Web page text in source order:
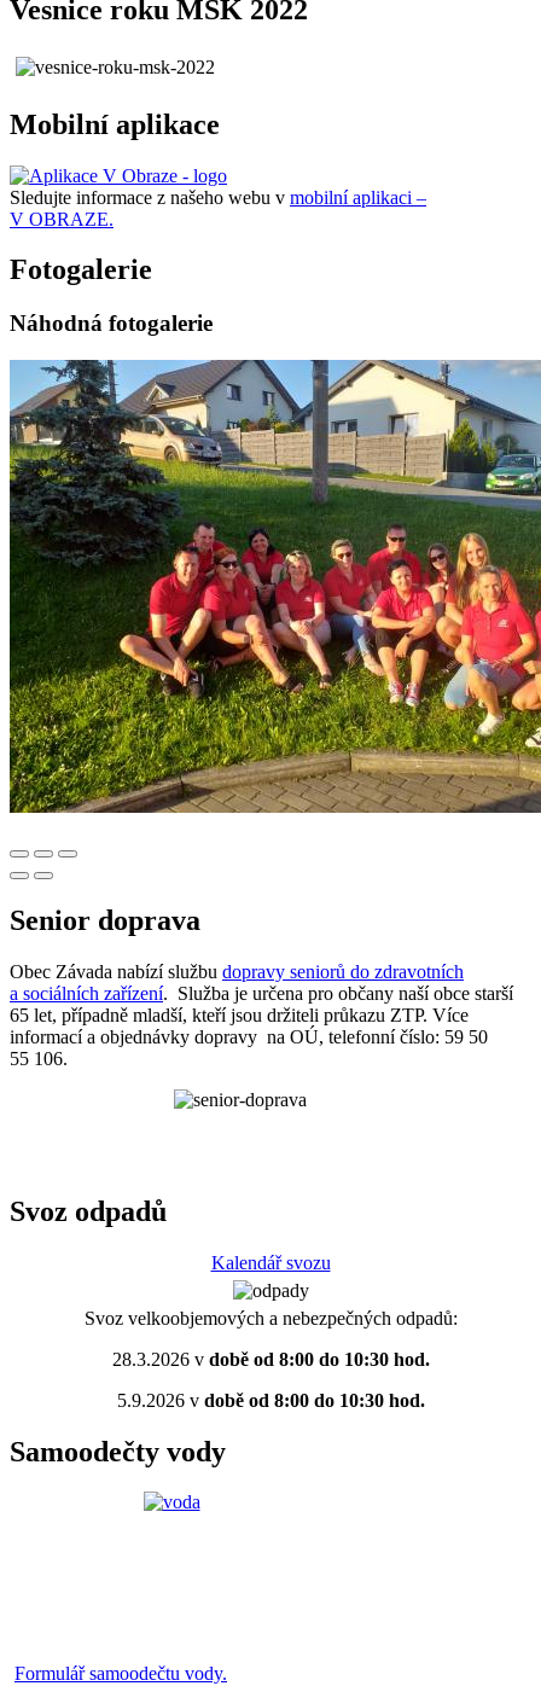
Vesnice roku MSK 2022
Mobilní aplikace
Sledujte informace z našeho webu v mobilní aplikaci –
V OBRAZE.
Fotogalerie
Náhodná fotogalerie
Senior doprava
Obec Závada nabízí službu dopravy seniorů do zdravotních
a sociálních zařízení. Služba je určena pro občany naší obce starší
65 let, případně mladší, kteří jsou držiteli průkazu ZTP. Více
informací a objednávky dopravy na OÚ, telefonní číslo: 59 50
55 106.
Svoz odpadů
Kalendář svozu
Svoz velkoobjemových a nebezpečných odpadů:
28.3.2026 vdobě od 8:00 do 10:30 hod.
5.9.2026 vdobě od 8:00 do 10:30 hod.
Samoodečty vody
Formulář samoodečtu vody.